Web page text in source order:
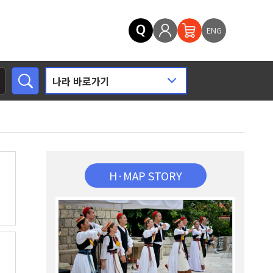
ENG
H·MAP STORY